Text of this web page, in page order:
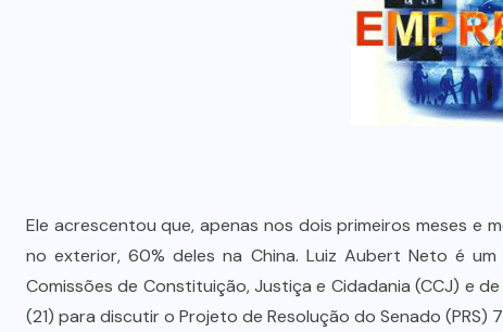
Ele acrescentou que, apenas nos dois primeiros meses e
no exterior, 60% deles na China. Luiz Aubert Neto é
Comissões de Constituição, Justiça e Cidadania (CCJ) e
(21) para discutir o Projeto de Resolução do Senado (PRS)